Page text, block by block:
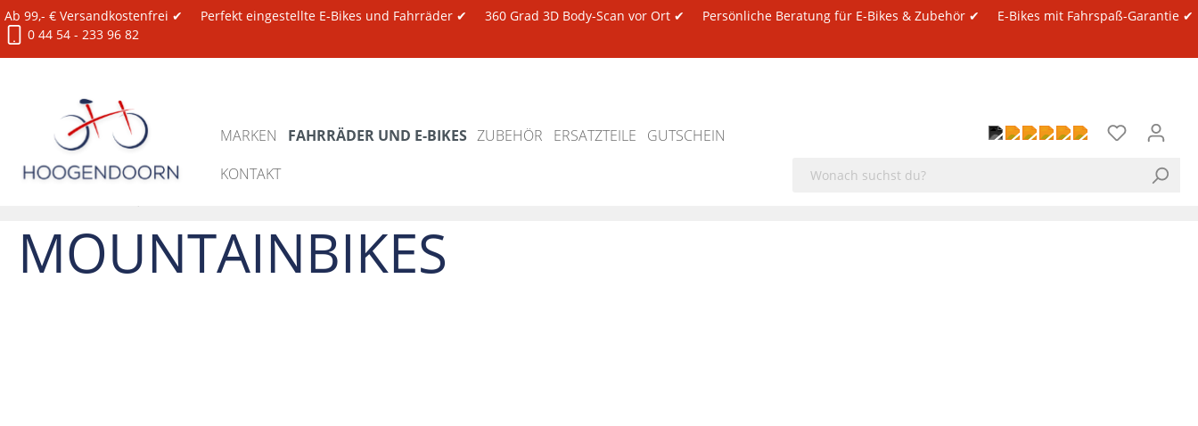
Ab 99,- € Versandkostenfrei ✔ Perfekt eingestellte E-Bikes und Fahrräder ✔ 360 Grad 3D Body-Scan vor Ort ✔ Persönliche Beratung für E-Bikes & Zubehör ✔
E-Bikes mit Fahrspaß-Garantie ✔
0 44 54 - 233 96 82
MARKEN FAHRRÄDER UND E-BIKES ZUBEHÖR ERSATZTEILE
GUTSCHEIN
KONTAKT
MOUNTAINBIKES